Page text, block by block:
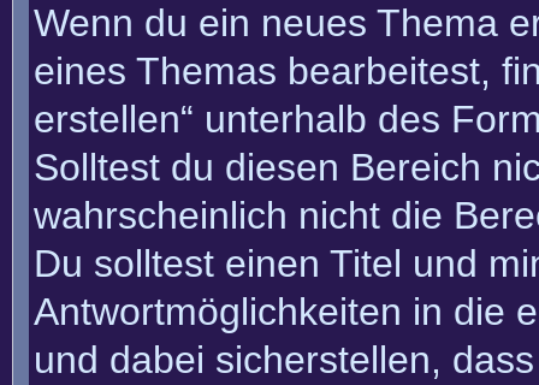
Wenn du ein neues Thema
eines Themas bearbeitest,
erstellen“ unterhalb des
Solltest du diesen Bereich
wahrscheinlich nicht die
Du solltest einen Titel und
Antwortmöglichkeiten in die
und dabei sicherstellen,